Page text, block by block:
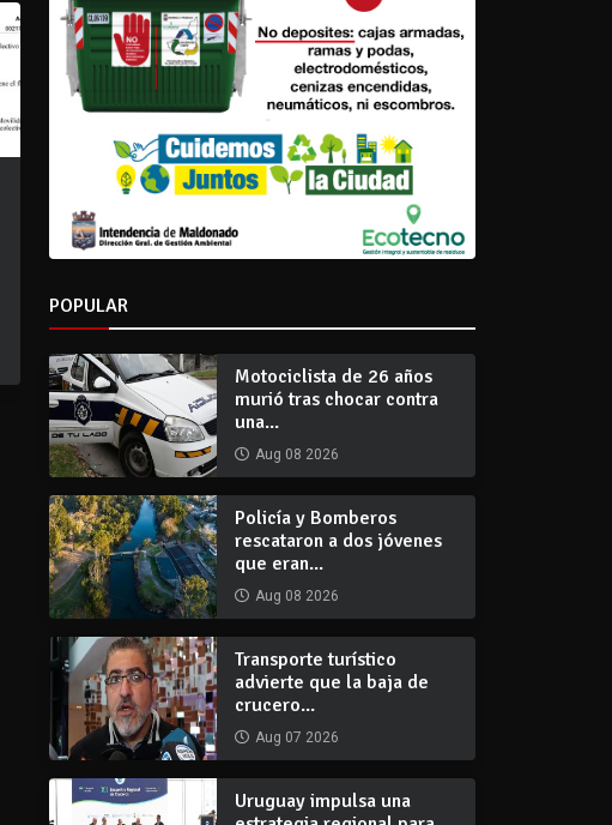
POPULAR
Motociclista de 26 años
murió tras chocar contra
una...
Aug 08 2026
Policía y Bomberos
rescataron a dos jóvenes
que eran...
Aug 08 2026
Transporte turístico
advierte que la baja de
crucero...
Aug 07 2026
Uruguay impulsa una